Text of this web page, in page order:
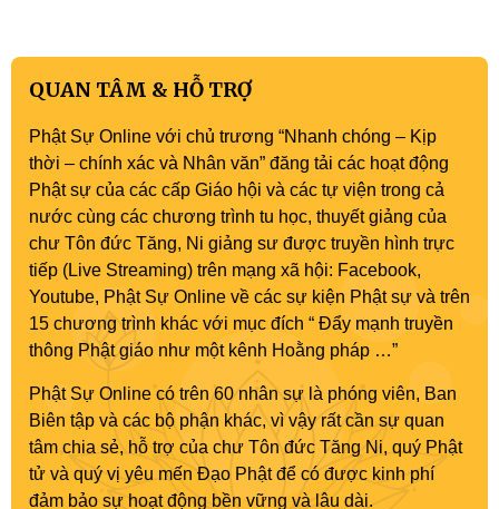
QUAN TÂM & HỖ TRỢ
Phật Sự Online với chủ trương “Nhanh chóng – Kịp
thời – chính xác và Nhân văn” đăng tải các hoạt động
Phật sự của các cấp Giáo hội và các tự viện trong cả
nước cùng các chương trình tu học, thuyết giảng của
chư Tôn đức Tăng, Ni giảng sư được truyền hình trực
tiếp (Live Streaming) trên mạng xã hội: Facebook,
Youtube, Phật Sự Online về các sự kiện Phật sự và trên
15 chương trình khác với mục đích “ Đẩy mạnh truyền
thông Phật giáo như một kênh Hoằng pháp …”
Phật Sự Online có trên 60 nhân sự là phóng viên, Ban
Biên tập và các bộ phận khác, vì vậy rất cần sự quan
tâm chia sẻ, hỗ trợ của chư Tôn đức Tăng Ni, quý Phật
tử và quý vị yêu mến Đạo Phật để có được kinh phí
đảm bảo sự hoạt động bền vững và lâu dài.